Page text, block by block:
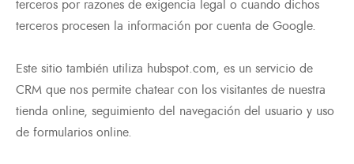
terceros por razones de exigencia legal o cuando dichos
terceros procesen la información por cuenta de Google.
Este sitio también utiliza hubspot.com, es un servicio de
CRM que nos permite chatear con los visitantes de nuestra
tienda online, seguimiento del navegación del usuario y uso
de formularios online.